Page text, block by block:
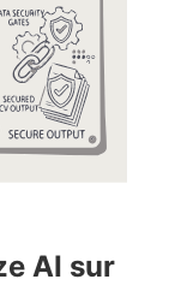
AI sur